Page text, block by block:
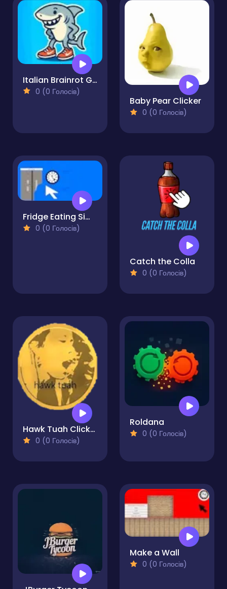
Italian Brainrot Game
0 (0 Голосів)
Baby Pear Clicker
0 (0 Голосів)
Fridge Eating Simulator
0 (0 Голосів)
Catch the Colla
0 (0 Голосів)
Hawk Tuah Clicker
0 (0 Голосів)
Roldana
0 (0 Голосів)
Make a Wall
0 (0 Голосів)